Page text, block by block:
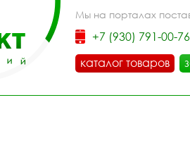
Мы на порталах
+7 (930) 791-00-76
каталог товаров